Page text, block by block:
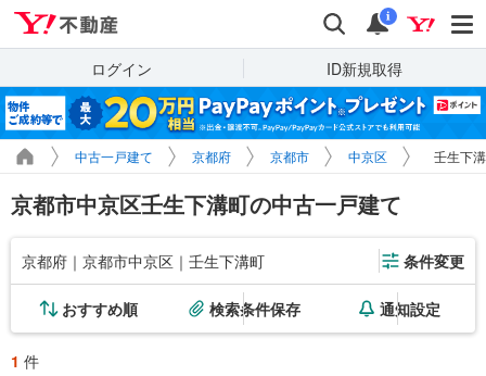
検索 通知
i
ログイン ID新規取得
中古一戸建て 京都府 京都市 中京区 壬生下
京都市中京区壬生下溝町の中古一戸建て
京都府｜京都市中京区｜壬生下溝町 条件変更
おすすめ順 検索条件保存 通知設定
1 件